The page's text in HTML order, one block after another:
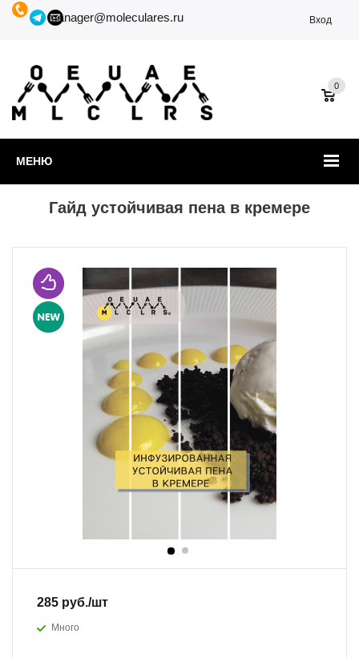
manager@moleculares.ru Вход
МЕНЮ
0
Гайд устойчивая пена в кремере
285 руб./шт
Много